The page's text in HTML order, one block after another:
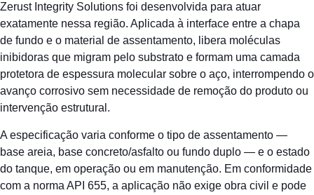
Zerust Integrity Solutions foi desenvolvida para atuar
exatamente nessa região. Aplicada à interface entre a chapa
de fundo e o material de assentamento, libera moléculas
inibidoras que migram pelo substrato e formam uma camada
protetora de espessura molecular sobre o aço, interrompendo o
avanço corrosivo sem necessidade de remoção do produto ou
intervenção estrutural.
A especificação varia conforme o tipo de assentamento —
base areia, base concreto/asfalto ou fundo duplo — e o estado
do tanque, em operação ou em manutenção. Em conformidade
com a norma API 655, a aplicação não exige obra civil e pode